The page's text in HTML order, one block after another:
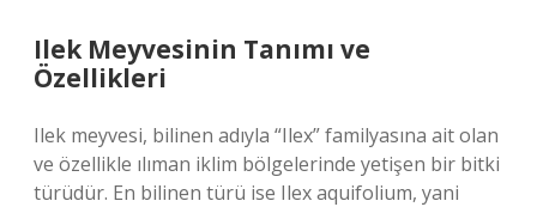
Ilek Meyvesinin Tanımı ve
Özellikleri
Ilek meyvesi, bilinen adıyla “Ilex” familyasına ait olan
ve özellikle ılıman iklim bölgelerinde yetişen bir bitki
türüdür. En bilinen türü ise Ilex aquifolium, yani